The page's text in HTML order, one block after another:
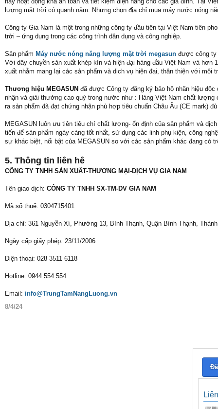
lượng mặt trời có quanh năm. Nhưng chọn địa chỉ mua máy nước nóng
Công ty Gia Nam là một trong những công ty đầu tiên tại Việt Nam tiên
trời – ứng dụng trong các công trình dân dụng và công nghiệp.
Sản phẩm Máy nước nóng năng lượng mặt trời megasun được công ty
Với dây chuyền sản xuất khép kín và hiện đại hàng đầu Việt Nam và
xuất nhằm mang lại các sản phẩm và dịch vụ hiện đại, thân thiện với môi
Thương hiệu MEGASUN đã được Công ty đăng ký bảo hộ nhãn hiệu
nhận và giải thưởng cao quý trong nước như : Hàng Việt Nam chất
ra sản phẩm đã đạt chứng nhận phù hợp tiêu chuẩn Châu Âu (CE mark)
MEGASUN luôn ưu tiên tiêu chí chất lượng- ổn định của sản phẩm và
tiến để sản phẩm ngày càng tốt nhất, sử dụng các linh phụ kiện, công
sự khác biệt, nổi bật của MEGASUN so với các sản phẩm khác đang có
5. Thông tin liên hê
CÔNG TY TNHH SẢN XUẤT-THƯƠNG MẠI-DỊCH VỤ GIA NAM
Tên giao dịch: CÔNG TY TNHH SX-TM-DV GIA NAM
Mã số thuế: 0304715401
Địa chỉ: 361 Nguyễn Xí, Phường 13, Bình Thạnh, Quận Bình Thạnh,
Ngày cấp giấy phép: 23/11/2006
Điện thoại: 028 3511 6118
Hotline: 0944 554 554
Email: info@TrungTamNangLuong.vn
8/4/24